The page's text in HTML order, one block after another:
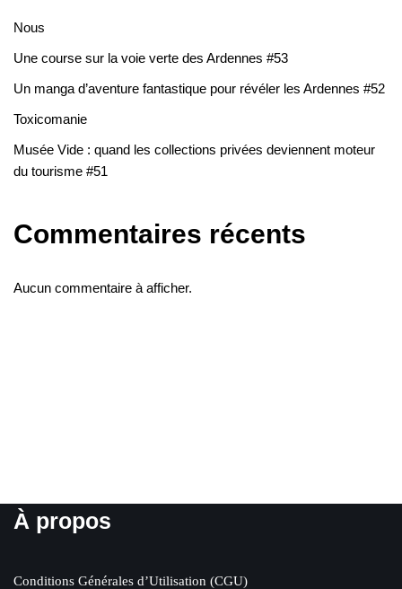
Nous
Une course sur la voie verte des Ardennes #53
Un manga d’aventure fantastique pour révéler les Ardennes #52
Toxicomanie
Musée Vide : quand les collections privées deviennent moteur
du tourisme #51
Commentaires récents
Aucun commentaire à afficher.
À propos
Conditions Générales d’Utilisation (CGU)